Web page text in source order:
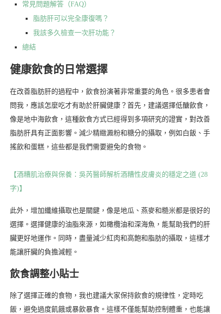
常見問題解答（FAQ）
脂肪肝可以完全康復嗎？
我該多久檢查一次肝功能？
總結
健康飲食的日常選擇
在改善脂肪肝的過程中，飲食扮演著非常重要的角色。很多患者會
問我，應該怎麼吃才有助於肝臟健康？首先，建議選擇低醣飲食，
像是地中海飲食，這種飲食方式已經得到多項研究的證實，對改善
脂肪肝具有正面影響。減少精緻澱粉和糖分的攝取，例如白飯、手
搖飲和蛋糕，這些都是我們需要避免的食物。
【酒糟肌治療與保養：吳芮醫師解析酒糟性皮膚炎的穩定之道 (28
字)】
此外，增加纖維攝取也是關鍵，像是地瓜、燕麥和糙米都是很好的
選擇。選擇健康的油脂來源，如橄欖油和深海魚，能幫助我們的肝
臟更好地運作。同時，盡量減少紅肉和高飽和脂肪的攝取，這樣才
能讓肝臟的負擔減輕。
飲食調整小貼士
除了選擇正確的食物，我也建議大家保持飲食的規律性，定時吃
飯，避免過度飢餓或暴飲暴食。這樣不僅能幫助控制體重，也能讓